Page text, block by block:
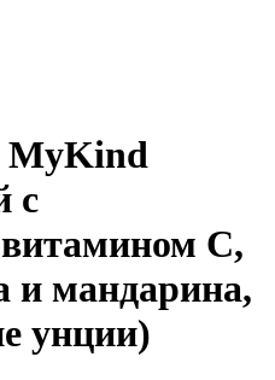
MyKind
с
C,
и мандарина,
унции)